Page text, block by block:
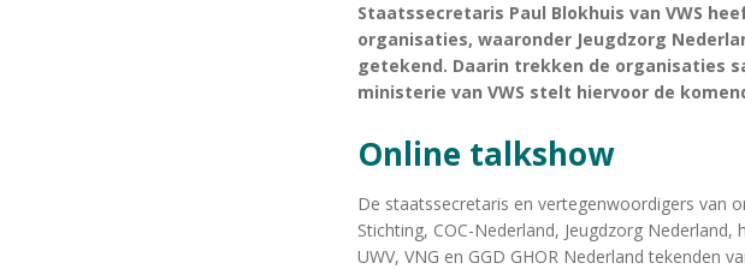
Staatssecretaris Paul Blokhuis van VWS
organisaties, waaronder Jeugdzorg
getekend. Daarin trekken de organisaties
ministerie van VWS stelt hiervoor de
Online talkshow
De staatssecretaris en vertegenwoordigers van
Stichting, COC-Nederland, Jeugdzorg
UWV, VNG en GGD GHOR Nederland tekenden